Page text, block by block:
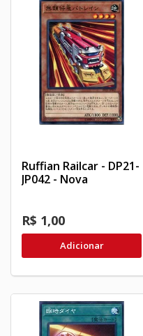
Ruffian Railcar - DP21-
JP042 - Nova
R$ 1,00
Adicionar